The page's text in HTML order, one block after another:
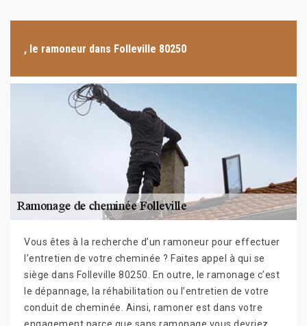
, le ramoneur dans Folleville 80250
Vous êtes à la recherche d’un ramoneur pour effectuer
l’entretien de votre cheminée ? Faites appel à qui se
siège dans Folleville 80250. En outre, le ramonage c’est
le dépannage, la réhabilitation ou l’entretien de votre
conduit de cheminée. Ainsi, ramoner est dans votre